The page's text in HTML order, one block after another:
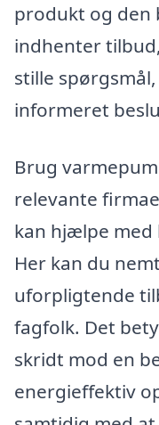
produkt og den
indhenter
stille
informeret
Brug
relevante
kan hjælpe
Her kan du
uforpligtende
fagfolk. Det
skridt mod en
energieffektiv